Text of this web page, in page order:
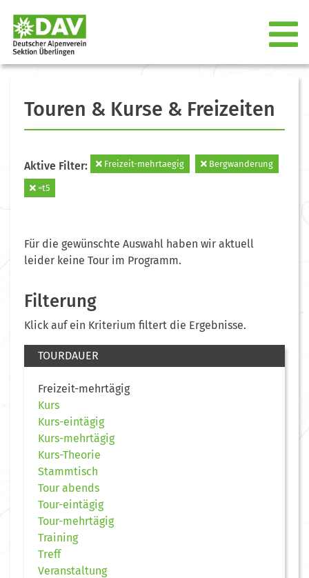
Touren & Kurse & Freizeiten
Aktive Filter: Freizeit-mehrtaegig Bergwanderung
=t5
Für die gewünschte Auswahl haben wir aktuell
leider keine Tour im Programm.
Filterung
Klick auf ein Kriterium filtert die Ergebnisse.
TOURDAUER
Freizeit-mehrtägig
Kurs
Kurs-eintägig
Kurs-mehrtägig
Kurs-Theorie
Stammtisch
Tour abends
Tour-eintägig
Tour-mehrtägig
Training
Treff
Veranstaltung